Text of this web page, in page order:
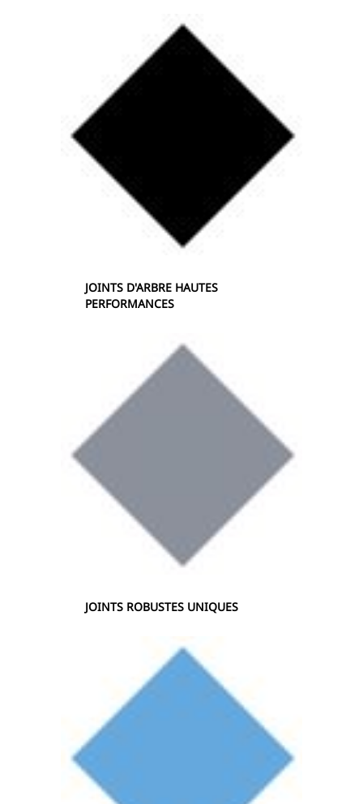
JOINTS D'ARBRE HAUTES
PERFORMANCES
JOINTS ROBUSTES UNIQUES